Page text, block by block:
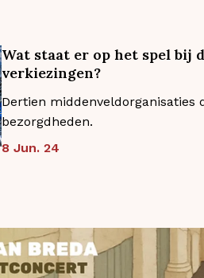
Wat staat er op het spel bij
verkiezingen?
Dertien middenveldorganisaties
bezorgdheden.
8 Jun. 24